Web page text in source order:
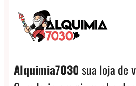
Alquimia7030sua loja de